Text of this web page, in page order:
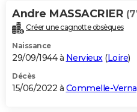
Andre MASSACRIER
Créer une cagnotte obsèques
Naissance
29/09/1944 à Nervieux(Loire)
Décès
15/06/2022 à Commelle-